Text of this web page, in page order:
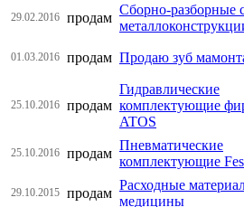
29.02.2016 продам
Сборно-разборные
01.03.2016 продам Продаю зуб
25.10.2016 продам
Гидравлические
комплектующие
ATOS
25.10.2016 продам
Пневматические
комплектующие
29.10.2015 продам
Расходные
медицины